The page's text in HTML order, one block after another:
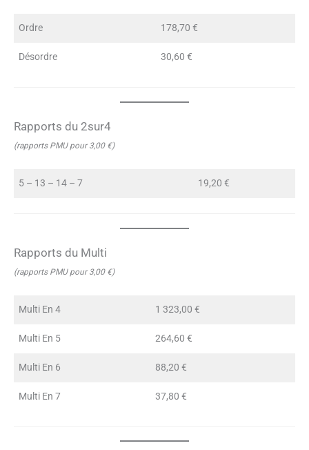
Ordre 178,70 €
Désordre 30,60 €
Rapports du 2sur4
(rapports PMU pour 3,00 €)
5 – 13 – 14 – 7 19,20 €
Rapports du Multi
(rapports PMU pour 3,00 €)
Multi En 4 1 323,00 €
Multi En 5 264,60 €
Multi En 6 88,20 €
Multi En 7 37,80 €